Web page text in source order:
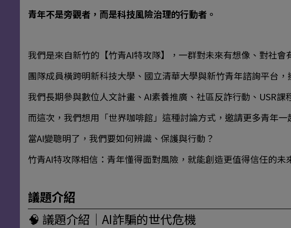
青年不是旁觀者，而是科技風險治理的行動者。
我們是來自新竹的【竹青AI特攻隊】，一群對未來有想像、對社會
團隊成員橫跨明新科技大學、國立清華大學與新竹青年諮詢平台
我們長期參與數位人文計畫、AI素養推廣、社區反詐行動、USR
而這次，我們想用「世界咖啡館」這種討論方式，邀請更多青年一
當AI變聰明了，我們要如何辨識、保護與行動？
竹青AI特攻隊相信：青年懂得面對風險，就能創造更值得信任的未
議題介紹
🧠 議題介紹｜AI詐騙的世代危機